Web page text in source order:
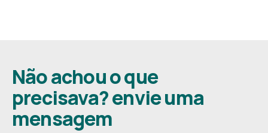
Não achou o que
precisava? envie uma
mensagem